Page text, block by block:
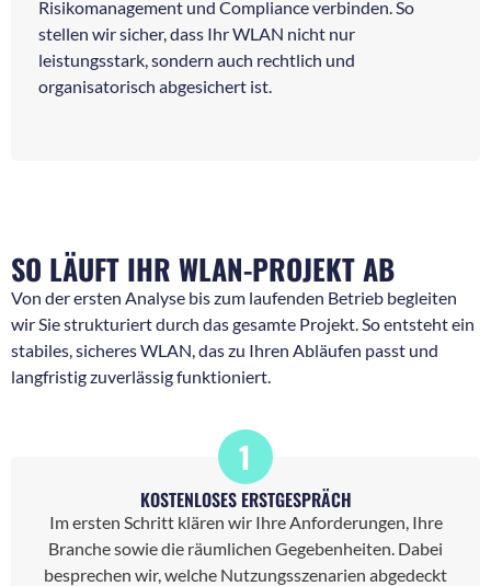
Risikomanagement und Compliance verbinden. So
stellen wir sicher, dass Ihr WLAN nicht nur
leistungsstark, sondern auch rechtlich und
organisatorisch abgesichert ist.
SO LÄUFT IHR WLAN-PROJEKT AB
Von der ersten Analyse bis zum laufenden Betrieb begleiten
wir Sie strukturiert durch das gesamte Projekt. So entsteht ein
stabiles, sicheres WLAN, das zu Ihren Abläufen passt und
langfristig zuverlässig funktioniert.
1
KOSTENLOSES ERSTGESPRÄCH
Im ersten Schritt klären wir Ihre Anforderungen, Ihre
Branche sowie die räumlichen Gegebenheiten. Dabei
besprechen wir, welche Nutzungsszenarien abgedeckt